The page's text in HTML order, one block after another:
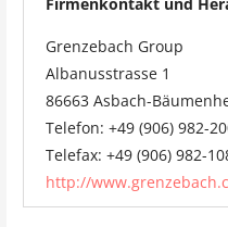
Grenzebach Group
Albanusstrasse 1
86663 Asbach-
Telefon: +49 (906) 982-
Telefax: +49 (906) 982-
http://